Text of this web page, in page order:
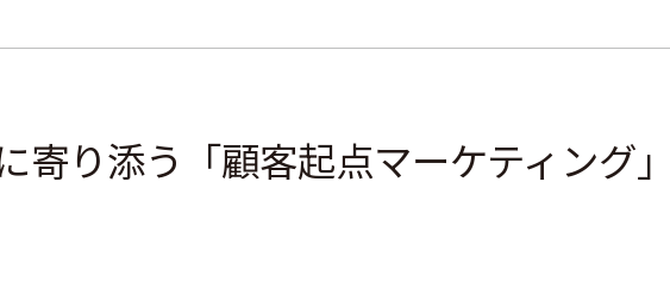
寄り添う「顧客起点マーケティング